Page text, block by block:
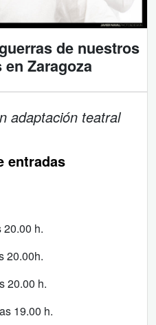
de nuestros
Zaragoza
adaptación teatral
entradas
20.00 h.
20.00h.
20.00 h.
19.00 h.